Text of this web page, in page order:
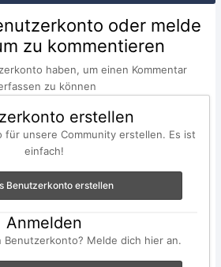
oder melde
zu kommentieren
haben, um einen Kommentar
zu können
erstellen
für unsere Community erstellen. Es ist
einfach!
Benutzerkonto erstellen
Anmelden
Benutzerkonto? Melde dich hier an.